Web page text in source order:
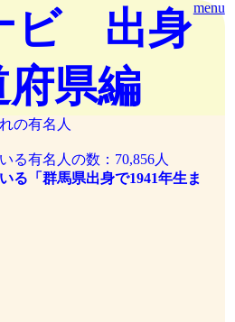
menu
ビ 出身
府県編
の有名人
る有名人の数：70,856人
る「群馬県出身で1941年生ま